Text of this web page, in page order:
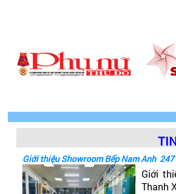
Giới thiệu Showroom Bếp Nam Anh
Giới
Thanh